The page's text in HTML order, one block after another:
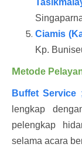
Ciamis
Kp.
Metode
Buffet Service
lengkap
pelengkap
selama acara